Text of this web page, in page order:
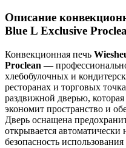
Описание
Blue L Exclusive
Конвекционная печь
Proclean —
хлебобулочных и
ресторанах и торговых
раздвижной дверью,
экономит пространство и
Дверь оснащена
открывается
безопасность